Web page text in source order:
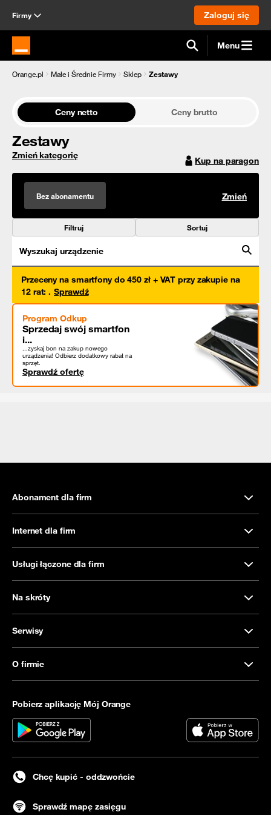
Firmy Zaloguj się
Strona główna Orange.pl Menu
Orange.pl Małe i Średnie Firmy Sklep Zestawy
Ceny netto Ceny brutto
Zestawy
Zmień kategorię Kup na paragon
Bez abonamentu Zmień
Filtruj Sortuj
Wyszukaj urządzenie
Przeceny na smartfony do 450 zł + VAT przy zakupie na
12 rat: . Sprawdź
Program Odkup
Sprzedaj swój smartfon
i...
...zyskaj bon na zakup nowego
urządzenia! Odbierz dodatkowy rabat na
sprzęt.
Sprawdź ofertę
Abonament dla firm
Internet dla firm
Usługi łączone dla firm
Na skróty
Serwisy
O firmie
Pobierz aplikację Mój Orange
Chcę kupić - oddzwońcie
Sprawdź mapę zasięgu